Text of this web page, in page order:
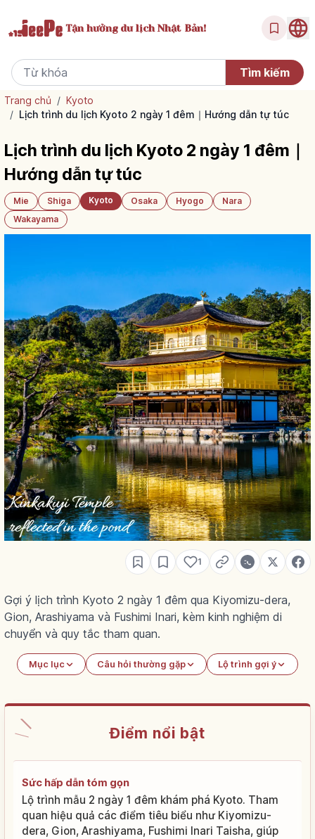
Tận hưởngdu lịch Nhật Bản!
Trang chủ / Kyoto
/ Lịch trình du lịch Kyoto 2 ngày 1 đêm｜Hướng dẫn tự túc
Lịch trình du lịch Kyoto 2 ngày 1 đêm｜
Hướng dẫn tự túc
Mie Shiga Kyoto Osaka Hyogo
Nara
Wakayama
1
Gợi ý lịch trình Kyoto 2 ngày 1 đêm qua Kiyomizu-dera,
Gion, Arashiyama và Fushimi Inari, kèm kinh nghiệm di
chuyển và quy tắc tham quan.
Mục lục Câu hỏi thường gặp Lộ trình gợi ý
Điểm nổi bật
Sức hấp dẫn tóm gọn
Lộ trình mẫu 2 ngày 1 đêm khám phá Kyoto. Tham
quan hiệu quả các điểm tiêu biểu như Kiyomizu-
dera, Gion, Arashiyama, Fushimi Inari Taisha, giúp